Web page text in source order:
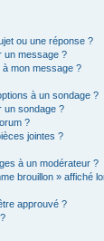
ou une réponse ?
un message ?
mon message ?
à un sondage ?
un sondage ?
?
jointes ?
à un modérateur ?
brouillon » affiché
approuvé ?